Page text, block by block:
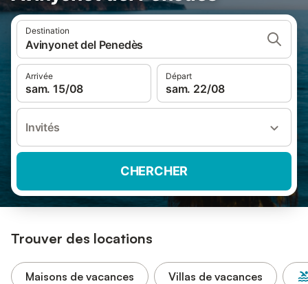
Destination
Avinyonet del Penedès
Arrivée
sam. 15/08
Départ
sam. 22/08
Invités
CHERCHER
Trouver des locations
Maisons de vacances Villas de vacances